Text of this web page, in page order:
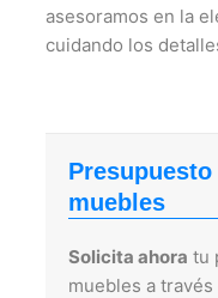
asesoramos en la
cuidando los
muebles
Solicita ahora tu
muebles a